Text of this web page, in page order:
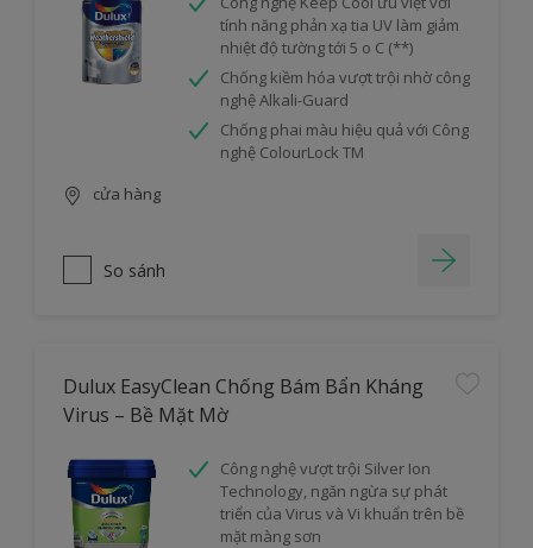
tính năng phản xạ tia UV làm giảm
nhiệt độ tường tới 5 o C (**)
Chống kiềm hóa vượt trội nhờ công
nghệ Alkali-Guard
Chống phai màu hiệu quả với Công
nghệ ColourLock TM
cửa hàng
So sánh
Dulux EasyClean Chống Bám Bẩn Kháng
Virus – Bề Mặt Mờ
Công nghệ vượt trội Silver Ion
Technology, ngăn ngừa sự phát
triển của Virus và Vi khuẩn trên bề
mặt màng sơn